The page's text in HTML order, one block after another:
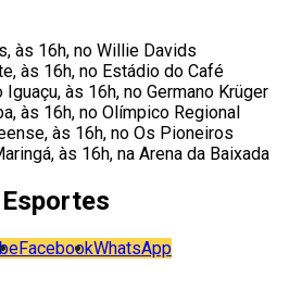
às 16h, no Willie Davids
às 16h, no Estádio do Café
às 16h, no Germano Krüger
às 16h, no Olímpico Regional
às 16h, no Os Pioneiros
às 16h, na Arena da Baixada
FacebookWhatsApp